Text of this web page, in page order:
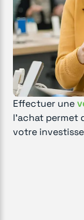
Effectuer une
l'achat permet
votre